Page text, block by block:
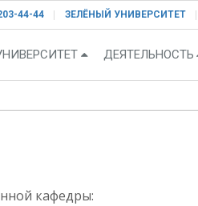
44-44 ЗЕЛЁНЫЙ УНИВЕРСИТЕТ
ДЕЯТЕЛЬНОСТЬ
кафедры: